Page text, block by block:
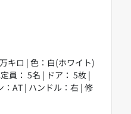
キロ | 色：白(ホワイト)
員： 5名 | ドア： 5枚 |
AT | ハンドル：右 | 修